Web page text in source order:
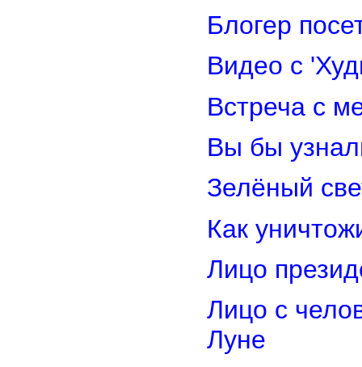
Блогер
Видео с
Встреча с
Вы бы
Зелёный
Как
Лицо
Лицо с
Луне